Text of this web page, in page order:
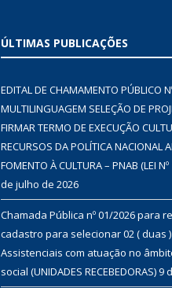
ÚLTIMAS PUBLICAÇÕES
EDITAL DE CHAMAMENTO PÚBLICO
MULTILINGUAGEM SELEÇÃO DE
FIRMAR TERMO DE EXECUÇÃO
RECURSOS DA POLÍTICA NACIONAL
FOMENTO À CULTURA – PNAB (LEI
de julho de 2026
Chamada Pública nº 01/2026 para
cadastro para selecionar 02 ( duas
Assistenciais com atuação no
social (UNIDADES RECEBEDORAS)9